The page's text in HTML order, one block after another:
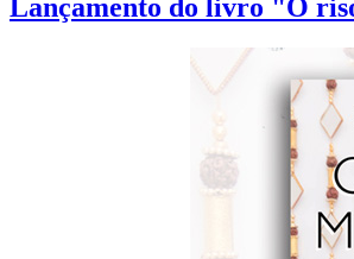
Lançamento do livro "O